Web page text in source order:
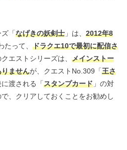
「なげきの妖剣士 」は、 2012年8
たって、 ドラクエ10で最初に配信さ
エストシリーズは、 メインストー
ませんが、クエストNo.309「王さ
に渡される「スタンプカード 」の対
、クリアしておくことをお勧めし